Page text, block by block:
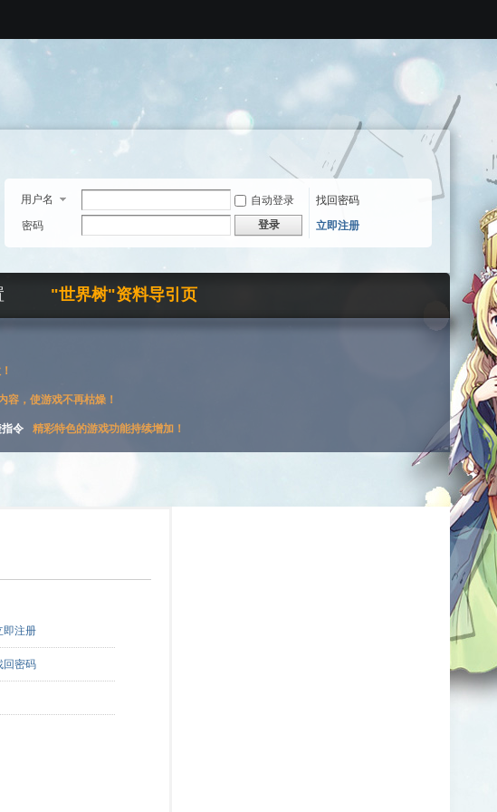
用户名 自动登录
找回密码
密码
登录 立即注册
"世界树"资料导引页
容，使游戏不再枯燥！
令 精彩特色的游戏功能持续增加！
即注册
回密码